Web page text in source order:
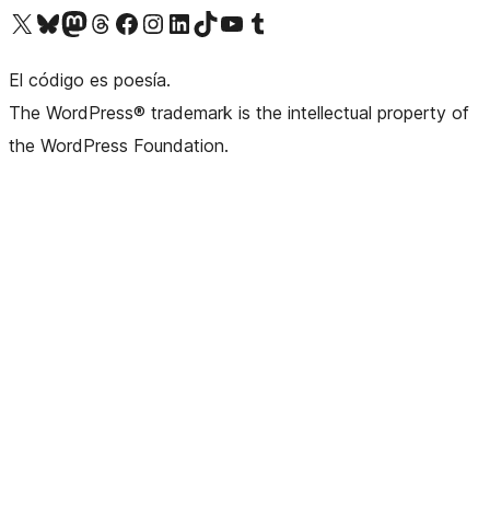
Visita nuestra cuenta de X (anteriormente Twitter)
Visita nuestra cuenta de Bluesky
Visita nuestra cuenta de Mastodon
Visita nuestra cuenta de Threads
Visita nuestra página de Facebook
Visita nuestra cuenta de Instagram
Visita nuestra cuenta de LinkedIn
Visita nuestra cuenta de TikTok
Visita nuestro canal de YouTube
Visita nuestra cuenta de Tumblr
El código es poesía.
The WordPress® trademark is the intellectual property of
the WordPress Foundation.